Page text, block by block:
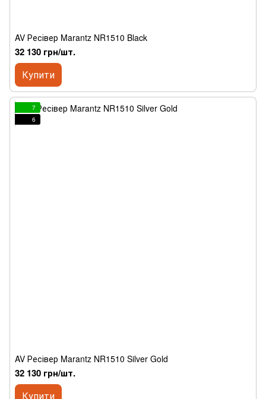
AV Ресівер Marantz NR1510 Black
32 130 грн/шт.
Купити
7
6
AV Ресівер Marantz NR1510 Silver Gold
32 130 грн/шт.
Купити